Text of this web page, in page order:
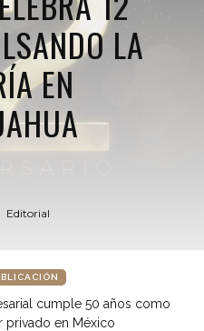
LA
EN
Editorial
cumple 50 años como
privado en México